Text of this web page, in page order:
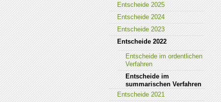
Entscheide 2025
Entscheide 2024
Entscheide 2023
Entscheide 2022
Entscheide im ordentlichen
Verfahren
Entscheide im
summarischen Verfahren
Entscheide 2021